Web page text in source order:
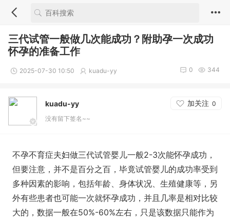
三代试管一般做几次能成功？附助孕一次成功
怀孕的准备工作
2025-07-30 10:50 kuadu-yy 344
0
kuadu-yy 加关注 0
没有留下签名~~
不孕不育症夫妇做三代试管婴儿一般2-3次能怀孕成功，
但要注意，并不是百分之百，毕竟试管婴儿的成功率受到
多种因素的影响，包括年龄、身体状况、生殖健康等，另
外有些患者也可能一次就怀孕成功，并且几率是相对比较
大的，数据一般在50%-60%左右，只是该数据只能作为